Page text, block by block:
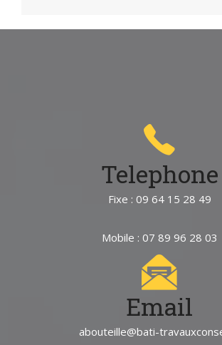
Telephone
Fixe : 09 64 15 28 49
Mobile : 07 89 96 28 03
Email
abouteille@bati-